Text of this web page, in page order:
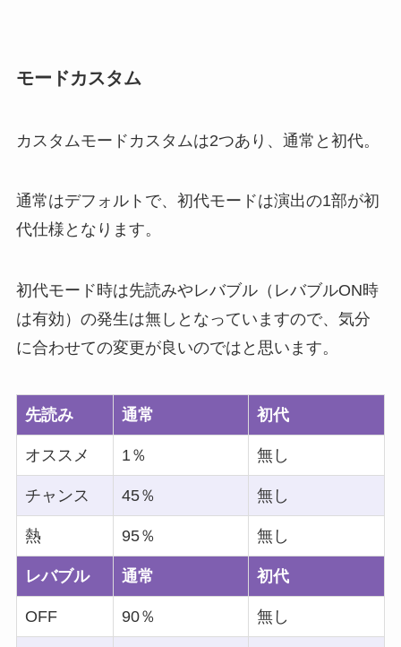
モードカスタム
カスタムモードカスタムは2つあり、通常と初代。
通常はデフォルトで、初代モードは演出の1部が初
代仕様となります。
初代モード時は先読みやレバブル（レバブルON時
は有効）の発生は無しとなっていますので、気分
に合わせての変更が良いのではと思います。
先読み 通常 初代
オススメ 1％ 無し
チャンス 45％ 無し
熱 95％ 無し
レバブル 通常 初代
OFF 90％ 無し